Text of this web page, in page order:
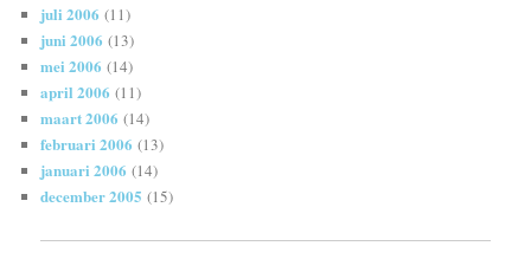
juli 2006 (11)
juni 2006 (13)
mei 2006 (14)
april 2006 (11)
maart 2006 (14)
februari 2006 (13)
januari 2006 (14)
december 2005 (15)